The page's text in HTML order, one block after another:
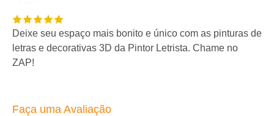
Deixe seu espaço mais bonito e único com as pinturas de
letras e decorativas 3D da Pintor Letrista. Chame no
ZAP!
Faça uma Avaliação